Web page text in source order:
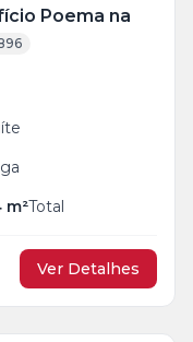
Poema na
m²Total
Ver Detalhes